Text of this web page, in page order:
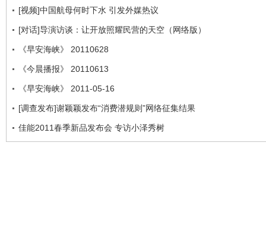
[视频]中国航母何时下水 引发外媒热议
[对话]导演访谈：让开放照耀民营的天空（网络版）
《早安海峡》 20110628
《今晨播报》 20110613
《早安海峡》 2011-05-16
[调查发布]谢颖颖发布“消费潜规则”网络征集结果
佳能2011春季新品发布会 专访小泽秀树